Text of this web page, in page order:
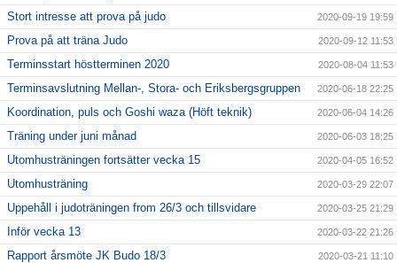
Stort intresse att prova på judo 2020-09-19 19:59
Prova på att träna Judo 2020-09-12 11:53
Terminsstart höstterminen 2020 2020-08-04 11:53
Terminsavslutning Mellan-, Stora- och Eriksbergsgruppen 2020-06-18 22:25
Koordination, puls och Goshi waza (Höft teknik) 2020-06-04 14:26
Träning under juni månad 2020-06-03 18:25
Utomhusträningen fortsätter vecka 15 2020-04-05 16:52
Utomhusträning 2020-03-29 22:07
Uppehåll i judoträningen from 26/3 och tillsvidare 2020-03-25 21:29
Inför vecka 13 2020-03-22 21:26
Rapport årsmöte JK Budo 18/3 2020-03-21 11:10